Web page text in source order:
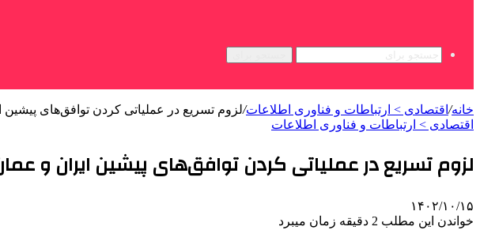
خانه/ اقتصادی > ارتباطات و فناوری اطلاعات/لزوم تسریع در عملیاتی کردن توافق‌های
اقتصادی > ارتباطات و فناوری اطلاعات
لزوم تسریع در عملیاتی کردن توافق‌های پیشین ایران و
۱۴۰۲/۱۰/۱۵
خواندن این مطلب 2 دقیقه زمان میبرد